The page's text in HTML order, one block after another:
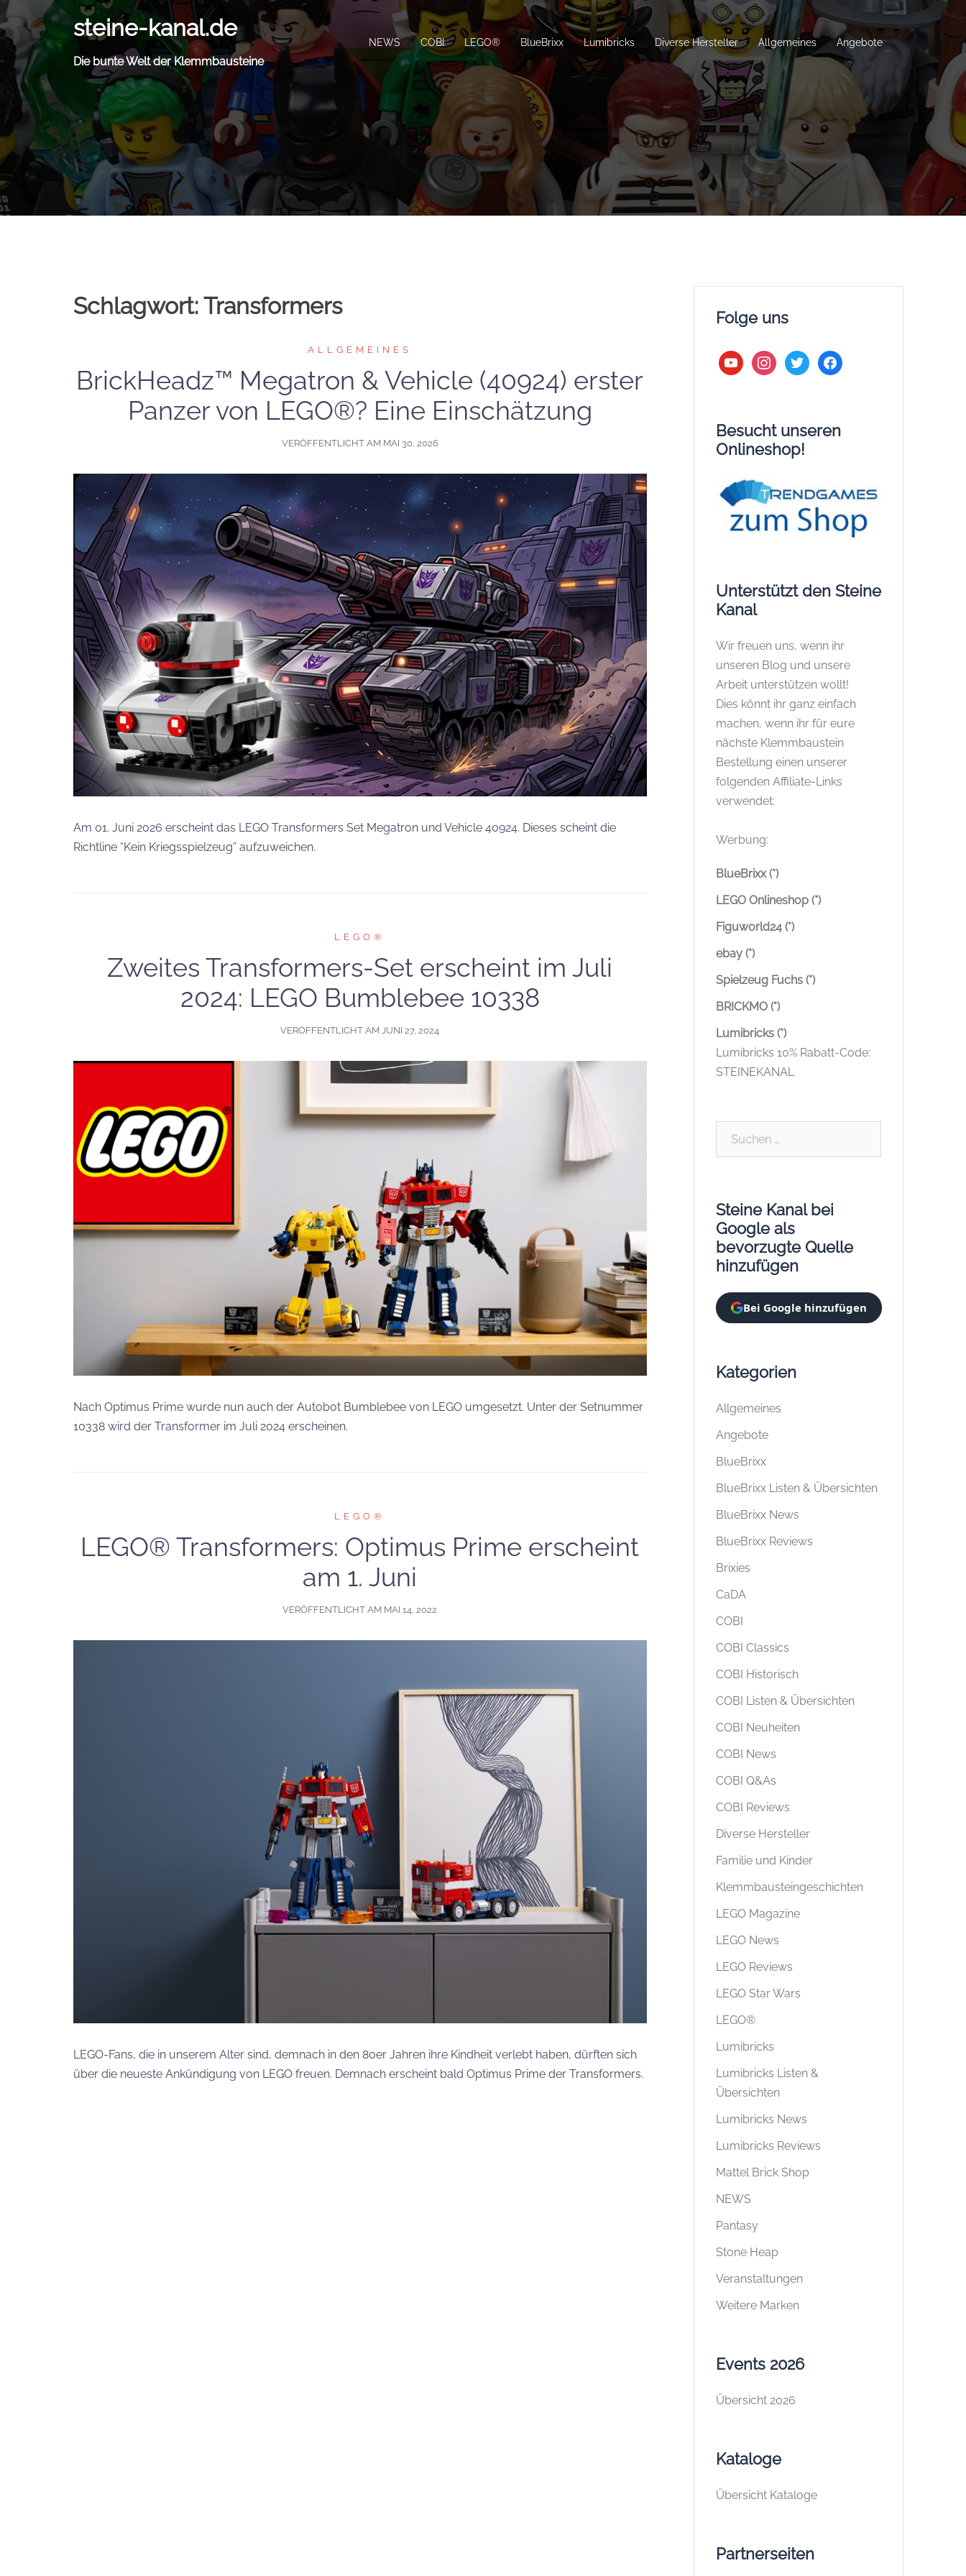
Zum
Inhalt
springen
steine-kanal.de
Die bunte Welt der Klemmbausteine
NEWS COBI LEGO® BlueBrixx Lumibricks Diverse Hersteller Allgemeines Angebote
Schlagwort:Transformers
ALLGEMEINES
BrickHeadz™ Megatron & Vehicle (40924) erster
Panzer von LEGO®? Eine Einschätzung
VERÖFFENTLICHT AM MAI 30, 2026
Am 01. Juni 2026 erscheint das LEGO Transformers Set Megatron und Vehicle 40924. Dieses scheint die
Richtline “Kein Kriegsspielzeug” aufzuweichen.
LEGO®
Zweites Transformers-Set erscheint im Juli
2024: LEGO Bumblebee 10338
VERÖFFENTLICHT AM JUNI 27, 2024
Nach Optimus Prime wurde nun auch der Autobot Bumblebee von LEGO umgesetzt. Unter der Setnummer
10338 wird der Transformer im Juli 2024 erscheinen.
LEGO®
LEGO® Transformers: Optimus Prime erscheint
am 1. Juni
VERÖFFENTLICHT AM MAI 14, 2022
LEGO-Fans, die in unserem Alter sind, demnach in den 80er Jahren ihre Kindheit verlebt haben, dürften sich
über die neueste Ankündigung von LEGO freuen. Demnach erscheint bald Optimus Prime der Transformers.
Folge uns
youtubeinstagram
twitter facebook
Besucht unseren
Onlineshop!
Unterstützt den Steine
Kanal
Wir freuen uns, wenn ihr
unseren Blog und unsere
Arbeit unterstützen wollt!
Dies könnt ihr ganz einfach
machen, wenn ihr für eure
nächste Klemmbaustein
Bestellung einen unserer
folgenden Affiliate-Links
verwendet:
Werbung:
BlueBrixx (*)
LEGO Onlineshop (*)
Figuworld24 (*)
ebay (*)
Spielzeug Fuchs (*)
BRICKMO (*)
Lumibricks (*)
Lumibricks 10% Rabatt-Code:
STEINEKANAL
Steine Kanal bei
Google als
bevorzugte Quelle
hinzufügen
Bei Google hinzufügen
Kategorien
Allgemeines
Angebote
BlueBrixx
BlueBrixx Listen & Übersichten
BlueBrixx News
BlueBrixx Reviews
Brixies
CaDA
COBI
COBI Classics
COBI Historisch
COBI Listen & Übersichten
COBI Neuheiten
COBI News
COBI Q&As
COBI Reviews
Diverse Hersteller
Familie und Kinder
Klemmbausteingeschichten
LEGO Magazine
LEGO News
LEGO Reviews
LEGO Star Wars
LEGO®
Lumibricks
Lumibricks Listen &
Übersichten
Lumibricks News
Lumibricks Reviews
Mattel Brick Shop
NEWS
Pantasy
Stone Heap
Veranstaltungen
Weitere Marken
Events 2026
Übersicht 2026
Kataloge
Übersicht Kataloge
Partnerseiten